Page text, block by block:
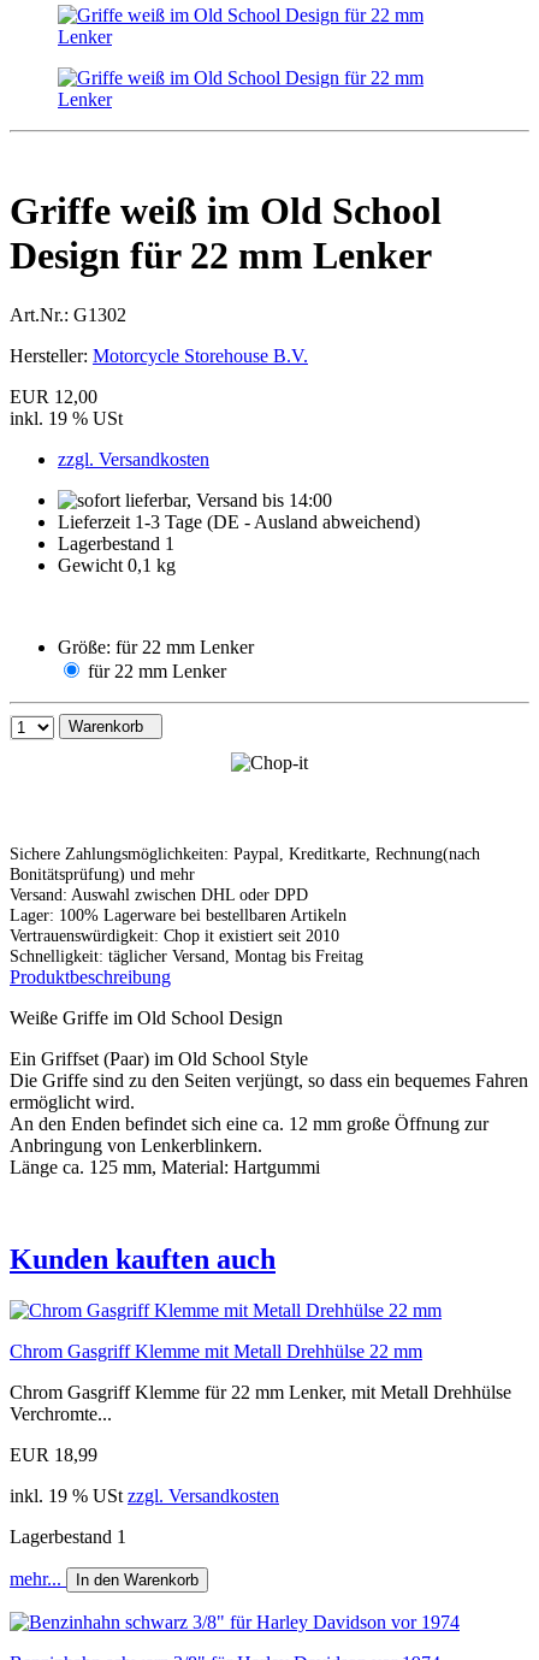
Griffe weiß im Old School
Design für 22 mm Lenker
Art.Nr.: G1302
Hersteller: Motorcycle Storehouse B.V.
EUR 12,00
inkl. 19 % USt
zzgl. Versandkosten
Lieferzeit 1-3 Tage (DE - Ausland abweichend)
Lagerbestand 1
Gewicht 0,1 kg
Größe: für 22 mm Lenker
für 22 mm Lenker
Warenkorb
Sichere Zahlungsmöglichkeiten: Paypal, Kreditkarte, Rechnung(nach
Bonitätsprüfung) und mehr
Versand: Auswahl zwischen DHL oder DPD
Lager: 100% Lagerware bei bestellbaren Artikeln
Vertrauenswürdigkeit: Chop it existiert seit 2010
Schnelligkeit: täglicher Versand, Montag bis Freitag
Produktbeschreibung
Weiße Griffe im Old School Design
Ein Griffset (Paar) im Old School Style
Die Griffe sind zu den Seiten verjüngt, so dass ein bequemes Fahren
ermöglicht wird.
An den Enden befindet sich eine ca. 12 mm große Öffnung zur
Anbringung von Lenkerblinkern.
Länge ca. 125 mm, Material: Hartgummi
Kunden kauften auch
Chrom Gasgriff Klemme mit Metall Drehhülse 22 mm
Chrom Gasgriff Klemme für 22 mm Lenker, mit Metall Drehhülse
Verchromte...
EUR 18,99
inkl. 19 % USt zzgl. Versandkosten
Lagerbestand 1
mehr... In den Warenkorb